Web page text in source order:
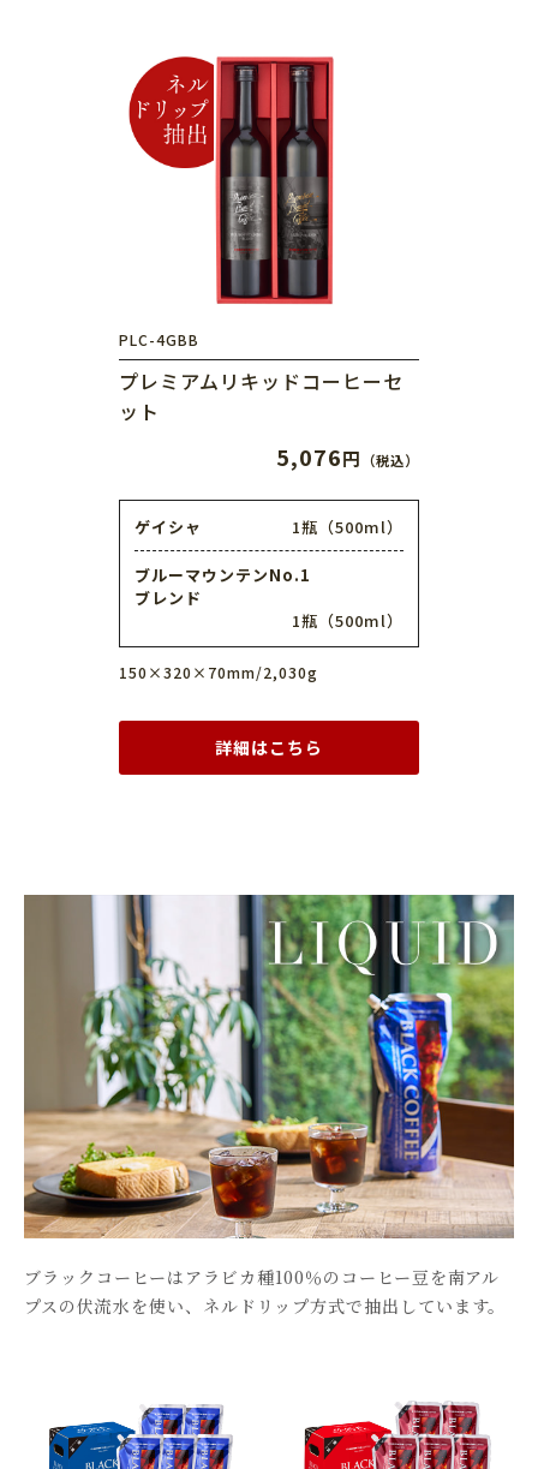
PLC-4GBB
プレミアムリキッドコーヒーセ
ット
5,076円 （税込）
ゲイシャ 1瓶（500ml）
ブルーマウンテンNo.1
ブレンド
1瓶（500ml）
150×320×70mm/2,030g
詳細はこちら
ブラックコーヒーはアラビカ種100％のコーヒー豆を南アル
プスの伏流水を使い、ネルドリップ方式で抽出しています。